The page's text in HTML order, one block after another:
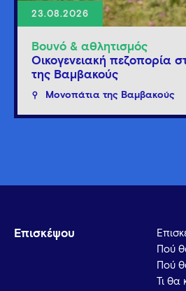
23.08.2026
Βουνό & αθλητισμός
Οικογενειακή πεζοπορία
της Βαμβακούς
Μονοπάτια της Βαμβακούς
Επισκέψου
Πού
Πού
Τι θα